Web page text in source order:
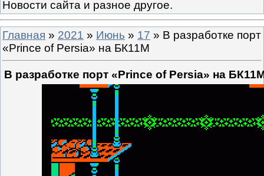
Новости сайта и разное другое.
Главная » 2021 » Июнь » 17 » В разработке порт
«Prince of Persia» на БК11М
В разработке порт «Prince of Persia» на